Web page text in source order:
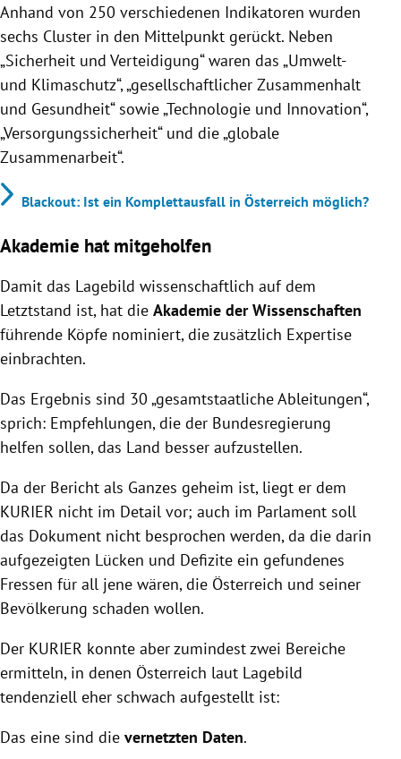
Anhand von 250 verschiedenen Indikatoren wurden
sechs Cluster in den Mittelpunkt gerückt. Neben
„Sicherheit und Verteidigung“ waren das „Umwelt-
und Klimaschutz“, „gesellschaftlicher Zusammenhalt
und Gesundheit“ sowie „Technologie und Innovation“,
„Versorgungssicherheit“ und die „globale
Zusammenarbeit“.
Blackout: Ist ein Komplettausfall in Österreich möglich?
Akademie hat mitgeholfen
Damit das Lagebild wissenschaftlich auf dem
Letztstand ist, hat die Akademie der Wissenschaften
führende Köpfe nominiert, die zusätzlich Expertise
einbrachten.
Das Ergebnis sind 30 „gesamtstaatliche Ableitungen“,
sprich: Empfehlungen, die der Bundesregierung
helfen sollen, das Land besser aufzustellen.
Da der Bericht als Ganzes geheim ist, liegt er dem
KURIER nicht im Detail vor; auch im Parlament soll
das Dokument nicht besprochen werden, da die darin
aufgezeigten Lücken und Defizite ein gefundenes
Fressen für all jene wären, die Österreich und seiner
Bevölkerung schaden wollen.
Der KURIER konnte aber zumindest zwei Bereiche
ermitteln, in denen Österreich laut Lagebild
tendenziell eher schwach aufgestellt ist:
Das eine sind die vernetzten Daten.